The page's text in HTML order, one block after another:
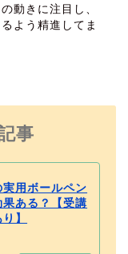
動きに注目し、
よう精進してま
事
用ボールペン
ある？【受講
】